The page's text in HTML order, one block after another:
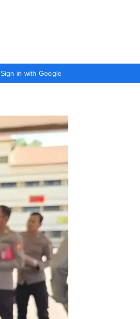
Sign in with Google